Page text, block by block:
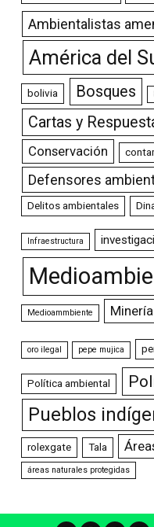
Ambientalistas
América del
bolivia Bosques
Cartas y
Conservación
Defensores
Delitos ambientales
Infraestructura
Medioammbiente Minería
oro ilegal pepe mujica
Política ambiental
Pueblos
rolexgate Tala
áreas naturales protegidas